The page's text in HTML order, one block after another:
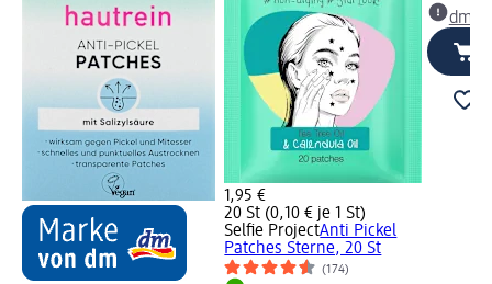
1,95 €
20 St (0,10 € je 1 St)
Selfie ProjectAnti Pickel
Patches Sterne, 20 St
(174)
dm